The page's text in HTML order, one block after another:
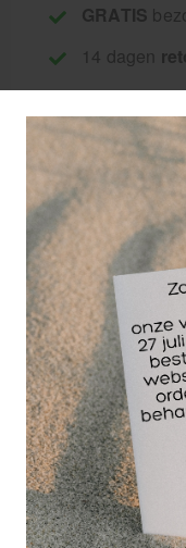
GRATIS
14 dagen
30 jaardé
In de Aircast Cryo
ijs voor 6 tot 8 uur
voor gebruik van
- zwelling
- oedeem
- hematoom
- hemartrose
- pijn